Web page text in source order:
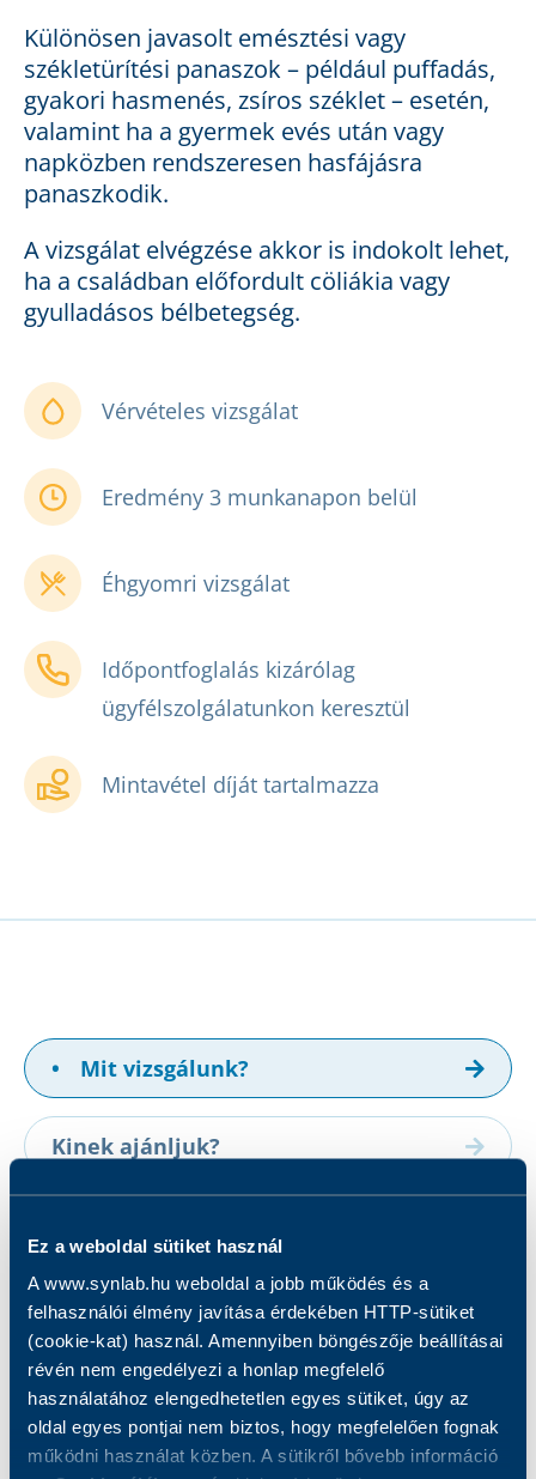
Ez a weboldal sütiket használ
A www.synlab.hu weboldal a jobb működés és a
felhasználói élmény javítása érdekében HTTP-sütiket
(cookie-kat) használ. Amennyiben böngészője beállításai
révén nem engedélyezi a honlap megfelelő
használatához elengedhetetlen egyes sütiket, úgy az
oldal egyes pontjai nem biztos, hogy megfelelően fognak
működni használat közben. A sütikről bővebb információ
Különösen javasolt emésztési vagy
székletürítési panaszok – például puffadás,
gyakori hasmenés, zsíros széklet – esetén,
valamint ha a gyermek evés után vagy
napközben rendszeresen hasfájásra
panaszkodik.
A vizsgálat elvégzése akkor is indokolt lehet,
ha a családban előfordult cöliákia vagy
gyulladásos bélbetegség.
Vérvételes vizsgálat
Eredmény 3 munkanapon belül
Éhgyomri vizsgálat
Időpontfoglalás kizárólag
ügyfélszolgálatunkon keresztül
Mintavétel díját tartalmazza
• Mit vizsgálunk?
Kinek ajánljuk?
Eredmények
Csomagba tartozó vizsgálatok
Mit vizsgálunk?